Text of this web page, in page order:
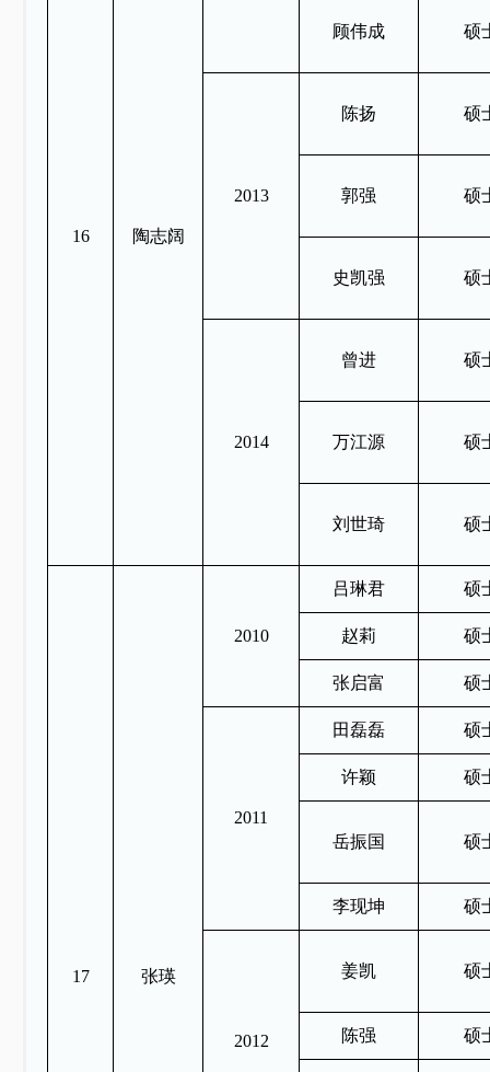
16 陶志阔
顾伟成 硕
2013
陈扬 硕
郭强 硕
史凯强 硕
2014
曾进 硕
万江源 硕
刘世琦 硕
17 张瑛
2010
吕琳君 硕
赵莉 硕
张启富 硕
2011
田磊磊 硕
许颖 硕
岳振国 硕
李现坤 硕
2012
姜凯 硕
陈强 硕